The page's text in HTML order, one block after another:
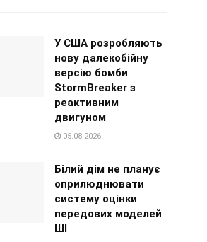
У США розробляють
нову далекобійну
версію бомби
StormBreaker з
реактивним
двигуном
05.08.2026
Білий дім не планує
оприлюднювати
систему оцінки
передових моделей
ШІ